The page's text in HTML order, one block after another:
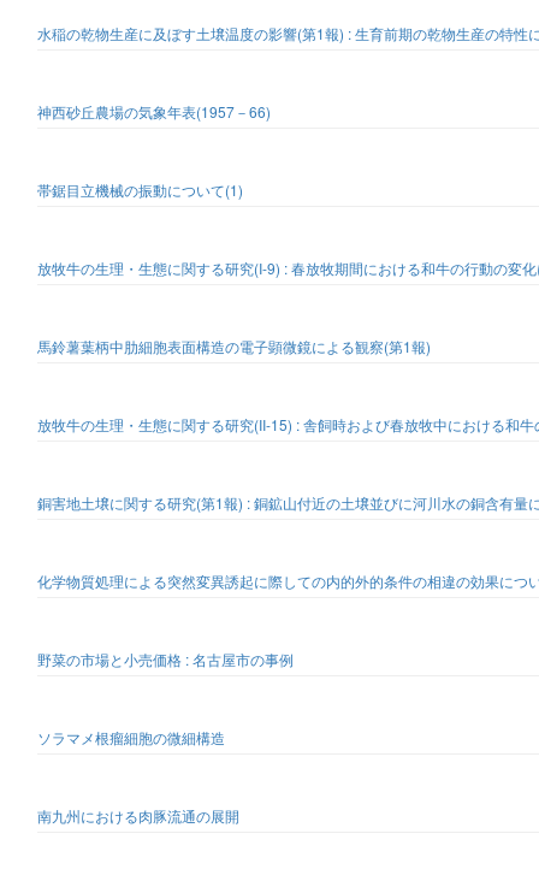
水稲の乾物生産に及ぼす土壌温度の影響(第1報) : 生育前期の乾物生産の特性
神西砂丘農場の気象年表(1957－66)
帯鋸目立機械の振動について(1)
放牧牛の生理・生態に関する研究(I-9) : 春放牧期間における和牛の行動の変
馬鈴薯葉柄中肋細胞表面構造の電子顕微鏡による観察(第1報)
放牧牛の生理・生態に関する研究(II-15) : 舎飼時および春放牧中における和
銅害地土壌に関する研究(第1報) : 銅鉱山付近の土壌並びに河川水の銅含有量
化学物質処理による突然変異誘起に際しての内的外的条件の相違の効果に
野菜の市場と小売価格 : 名古屋市の事例
ソラマメ根瘤細胞の微細構造
南九州における肉豚流通の展開